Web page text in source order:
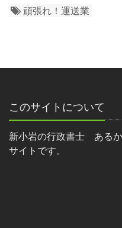
頑張れ！運送業
このサイトについて
新小岩の行政書士 ある
サイトです。